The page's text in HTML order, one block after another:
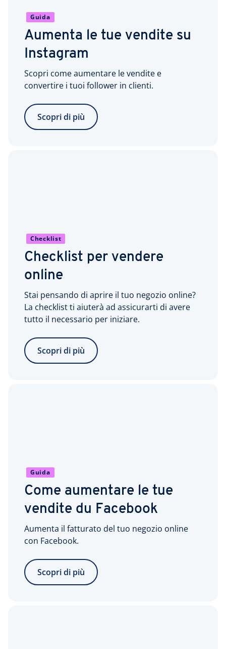
Guida
Aumenta le tue vendite su
Instagram
Scopri come aumentare le vendite e
convertire i tuoi follower in clienti.
Scopri di più
Checklist
Checklist per vendere
online
Stai pensando di aprire il tuo negozio online?
La checklist ti aiuterà ad assicurarti di avere
tutto il necessario per iniziare.
Scopri di più
Guida
Come aumentare le tue
vendite du Facebook
Aumenta il fatturato del tuo negozio online
con Facebook.
Scopri di più